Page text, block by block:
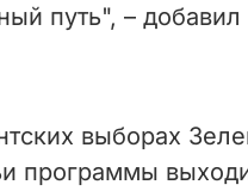
путь", – добавил
выборах
программы